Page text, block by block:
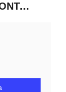
ÉNTRENOS EN CONTACTO CON